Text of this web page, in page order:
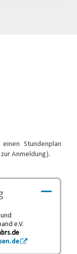
Stundenplan
Anmeldung).
e.V.